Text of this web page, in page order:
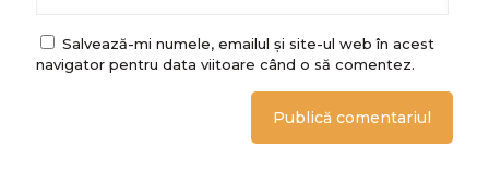
Salvează-mi numele, emailul și site-ul web în acest
navigator pentru data viitoare când o să comentez.